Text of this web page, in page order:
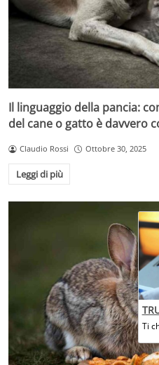
Il linguaggio della pancia:
del cane o gatto è davvero
Claudio Rossi Ottobre 30, 2025
Leggi di più
Ti